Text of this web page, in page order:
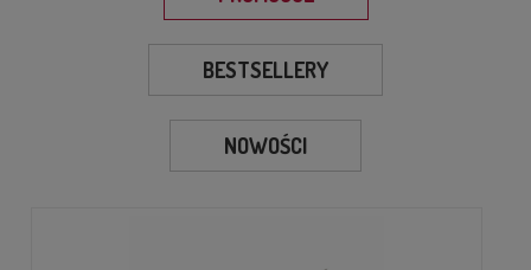
BESTSELLERY
NOWOŚCI